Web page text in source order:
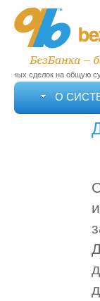
на общую сумму551
О